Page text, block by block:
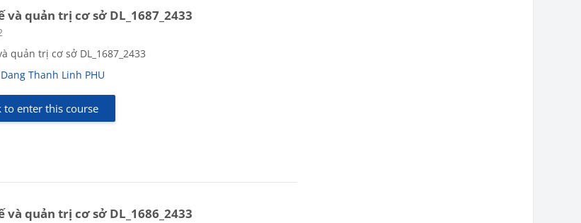
và quản trị cơ sở DL_1687_2433
quản trị cơ sở DL_1687_2433
Dang Thanh Linh PHU
to enter this course
và quản trị cơ sở DL_1686_2433